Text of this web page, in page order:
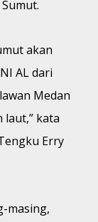
akan
AL dari
Medan
laut,” kata
Erry
masing,